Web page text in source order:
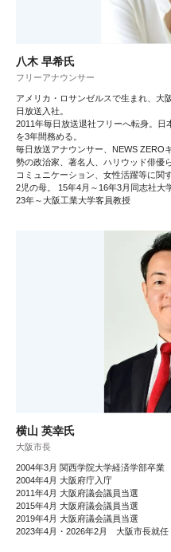
八木 早希氏
フリーアナウンサー
アメリカ・ロサンゼルスで生まれ、大
日放送入社。
2011年毎日放送退社フリーへ転身。日
を3年間務める。
毎日放送アナウンサー、NEWS ZERO
勢の政治家、著名人、ハリウッド俳優
コミュニケーション、女性活躍等に関
2児の母。 15年4月～16年3月同志社大
23年～大阪工業大学客員教授
横山 英幸氏
大阪市長
2004年3月 関西学院大学経済学部卒業
2004年4月 大阪府庁入庁
2011年4月 大阪府議会議員当選
2015年4月 大阪府議会議員当選
2019年4月 大阪府議会議員当選
2023年4月・2026年2月 大阪市長就任